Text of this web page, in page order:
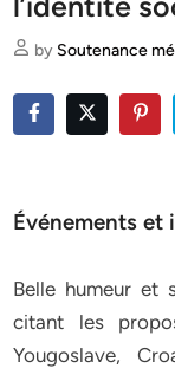
by Soutenance
Événements et
Belle humeur et
citant les
Yougoslave,